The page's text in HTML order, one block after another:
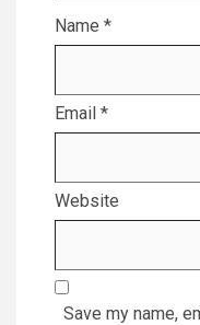
Name *
Email *
Website
Save my name,